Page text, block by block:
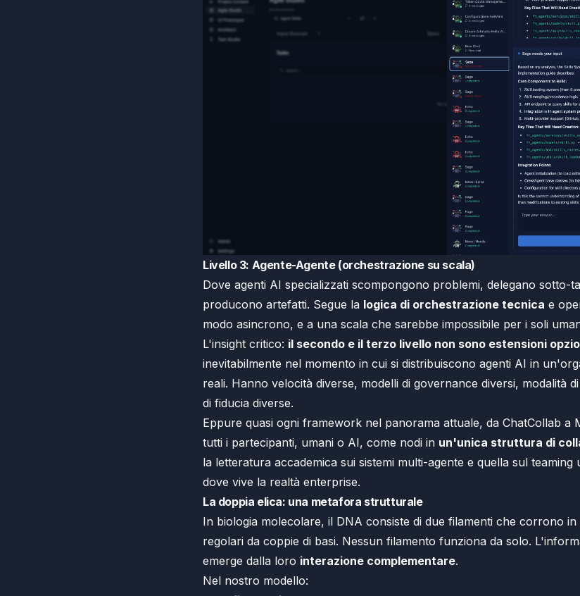
Livello 3: Agente-Agente (orchestrazione su scala)
Dove agenti AI specializzati scompongono problemi, delegano sotto-
producono artefatti. Segue la logica di orchestrazione tecnica e
modo asincrono, e a una scala che sarebbe impossibile per i soli
L'insight critico: il secondo e il terzo livello non sono estensioni
inevitabilmente nel momento in cui si distribuiscono agenti AI in
reali. Hanno velocità diverse, modelli di governance diversi, modalità
di fiducia diverse.
Eppure quasi ogni framework nel panorama attuale, da ChatCollab a
tutti i partecipanti, umani o AI, come nodi in un'unica struttura di
la letteratura accademica sui sistemi multi-agente e quella sul
dove vive la realtà enterprise.
La doppia elica: una metafora strutturale
In biologia molecolare, il DNA consiste di due filamenti che corrono
regolari da coppie di basi. Nessun filamento funziona da solo.
emerge dalla loro interazione complementare.
Nel nostro modello: